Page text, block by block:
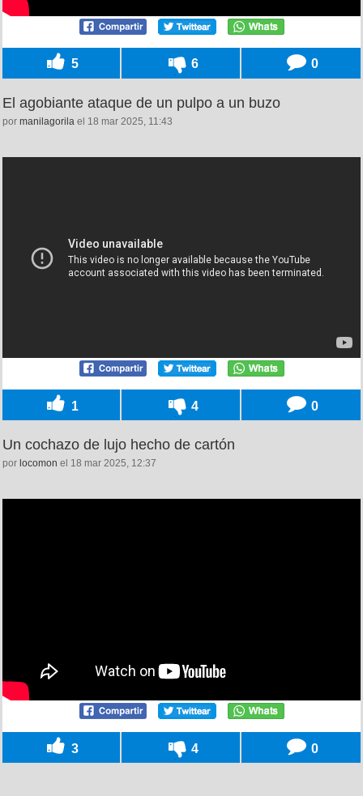
5 6 0
El agobiante ataque de un pulpo a un buzo
por manilagorila el 18 mar 2025, 11:43
1 4 0
Un cochazo de lujo hecho de cartón
por locomon el 18 mar 2025, 12:37
3 4 0